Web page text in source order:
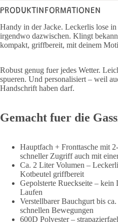
PRODUKTINFORMATIONEN
Handy in der Jacke. Leckerlis lose in
irgendwo dazwischen. Klingt
kompakt, griffbereit, mit deinem
Robust genug fuer jedes Wetter.
spueren. Und personalisiert – weil
Handschrift haben darf.
Gemacht fuer die
Hauptfach + Fronttasche mit
schneller Zugriff auch mit
Ca. 2 Liter Volumen –
Kotbeutel griffbereit
Gepolsterte Rueckseite –
Laufen
Verstellbarer Bauchgurt bis
schnellen Bewegungen
600D Polyester –